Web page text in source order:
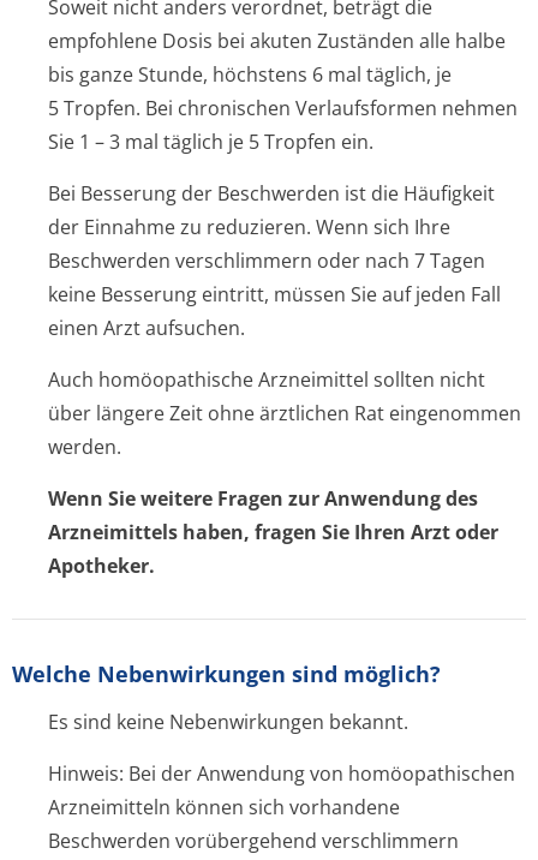
Soweit nicht anders verordnet, beträgt die
empfohlene Dosis bei akuten Zuständen alle halbe
bis ganze Stunde, höchstens 6 mal täglich, je
5 Tropfen. Bei chronischen Verlaufsformen nehmen
Sie 1 – 3 mal täglich je 5 Tropfen ein.
Bei Besserung der Beschwerden ist die Häufigkeit
der Einnahme zu reduzieren. Wenn sich Ihre
Beschwerden verschlimmern oder nach 7 Tagen
keine Besserung eintritt, müssen Sie auf jeden Fall
einen Arzt aufsuchen.
Auch homöopathische Arzneimittel sollten nicht
über längere Zeit ohne ärztlichen Rat eingenommen
werden.
Wenn Sie weitere Fragen zur Anwendung des
Arzneimittels haben, fragen Sie Ihren Arzt oder
Apotheker.
Welche Nebenwirkungen sind möglich?
Es sind keine Nebenwirkungen bekannt.
Hinweis: Bei der Anwendung von homöopathischen
Arzneimitteln können sich vorhandene
Beschwerden vorübergehend verschlimmern